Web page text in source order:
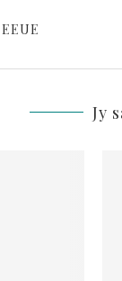
Jy